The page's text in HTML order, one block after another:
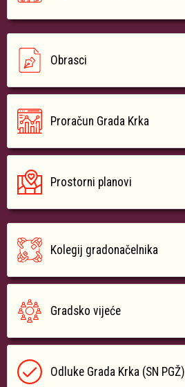
Obrasci
Proračun Grada Krka
Prostorni planovi
Kolegij gradonačelnika
Gradsko vijeće
Odluke Grada Krka (SN PGŽ)